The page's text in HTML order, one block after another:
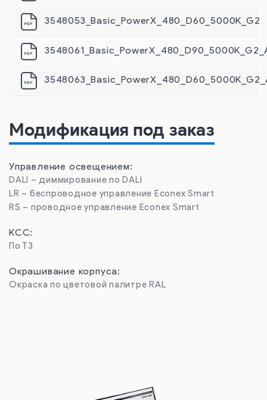
3548053_Basic_PowerX_480_D60_5000K_G2
Модификация под заказ
Управление освещением:
DALI – диммирование по DALI
LR – беспроводное управление Econex Smart
RS – проводное управление Econex Smart
КСС:
По ТЗ
Окрашивание корпуса:
Окраска по цветовой палитре RAL